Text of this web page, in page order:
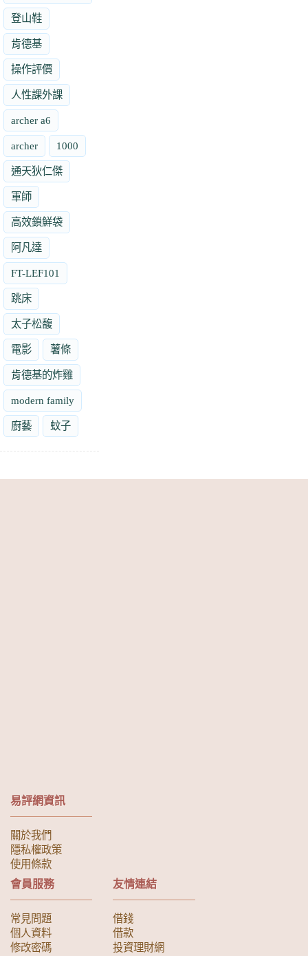
登山鞋
肯德基
操作評價
人性課外課
archer a6
archer 1000
通天狄仁傑
軍師
高效鎖鮮袋
阿凡達
FT-LEF101
跳床
太子松馥
電影 薯條
肯德基的炸雞
modern family
廚藝 蚊子
易評網資訊
關於我們
隱私權政策
使用條款
會員服務
常見問題
個人資料
修改密碼
友情連結
借錢
借款
投資理財網